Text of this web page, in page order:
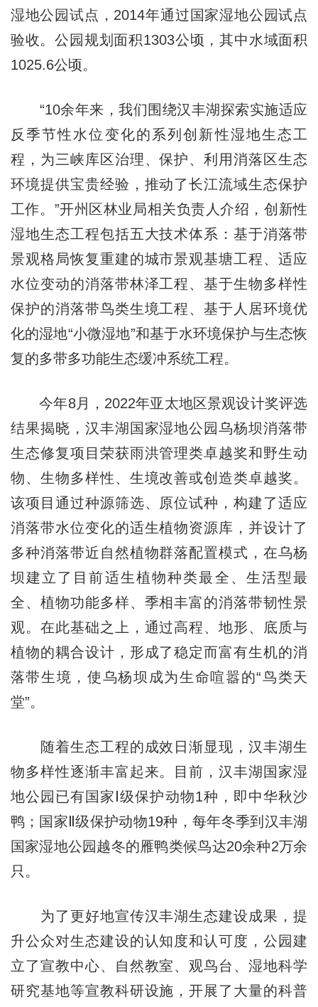
湿地公园试点，2014年通过国家湿地公园试点
验收。公园规划面积1303公顷，其中水域面积
1025.6公顷。
“10余年来，我们围绕汉丰湖探索实施适应
反季节性水位变化的系列创新性湿地生态工
程，为三峡库区治理、保护、利用消落区生态
环境提供宝贵经验，推动了长江流域生态保护
工作。”开州区林业局相关负责人介绍，创新性
湿地生态工程包括五大技术体系：基于消落带
景观格局恢复重建的城市景观基塘工程、适应
水位变动的消落带林泽工程、基于生物多样性
保护的消落带鸟类生境工程、基于人居环境优
化的湿地“小微湿地”和基于水环境保护与生态恢
复的多带多功能生态缓冲系统工程。
今年8月，2022年亚太地区景观设计奖评选
结果揭晓，汉丰湖国家湿地公园乌杨坝消落带
生态修复项目荣获雨洪管理类卓越奖和野生动
物、生物多样性、生境改善或创造类卓越奖。
该项目通过种源筛选、原位试种，构建了适应
消落带水位变化的适生植物资源库，并设计了
多种消落带近自然植物群落配置模式，在乌杨
坝建立了目前适生植物种类最全、生活型最
全、植物功能多样、季相丰富的消落带韧性景
观。在此基础之上，通过高程、地形、底质与
植物的耦合设计，形成了稳定而富有生机的消
落带生境，使乌杨坝成为生命喧嚣的“鸟类天
堂”。
随着生态工程的成效日渐显现，汉丰湖生
物多样性逐渐丰富起来。目前，汉丰湖国家湿
地公园已有国家Ⅰ级保护动物1种，即中华秋沙
鸭；国家Ⅱ级保护动物19种，每年冬季到汉丰湖
国家湿地公园越冬的雁鸭类候鸟达20余种2万余
只。
为了更好地宣传汉丰湖生态建设成果，提
升公众对生态建设的认知度和认可度，公园建
立了宣教中心、自然教室、观鸟台、湿地科学
研究基地等宣教科研设施，开展了大量的科普